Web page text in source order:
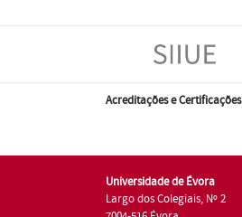
Acreditações e Certificações
Universidade de Évora
Largo dos Colegiais, Nº 2